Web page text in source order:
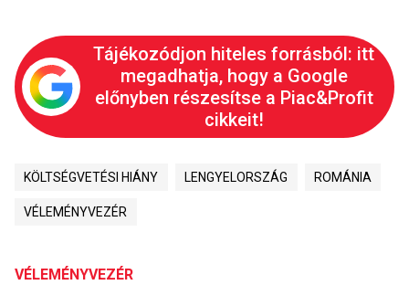
Tájékozódjon hiteles forrásból: itt
megadhatja, hogy a Google
előnyben részesítse a Piac&Profit
cikkeit!
KÖLTSÉGVETÉSI HIÁNY LENGYELORSZÁG ROMÁNIA
VÉLEMÉNYVEZÉR
VÉLEMÉNYVEZÉR